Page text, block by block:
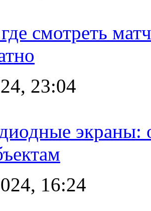
смотреть
23:04
16:24